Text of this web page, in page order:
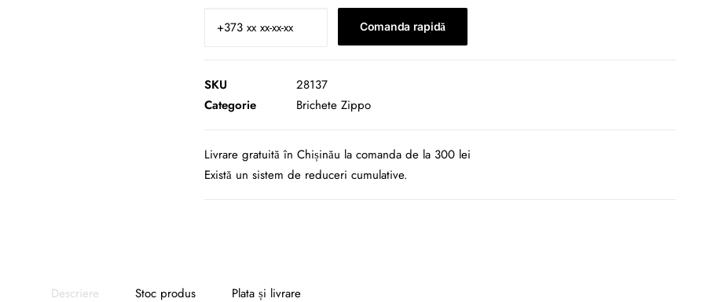
Comanda rapidă
SKU
28137
Categorie
Brichete Zippo
Livrare gratuită în Chișinău la comanda de la 300 lei
Există un sistem de reduceri cumulative.
Descriere Stoc produs Plata și livrare